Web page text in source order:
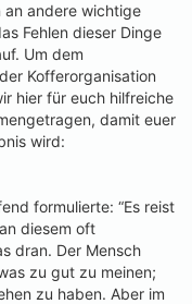
an andere wichtige
Fehlen dieser Dinge
Um dem
Kofferorganisation
hier für euch hilfreiche
damit euer
wird:
formulierte: “Es reist
diesem oft
dran. Der Mensch
zu gut zu meinen;
zu haben. Aber im